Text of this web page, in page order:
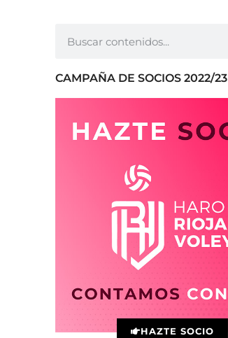
CAMPAÑA DE SOCIOS 2022/23
HAZTE SOCIO